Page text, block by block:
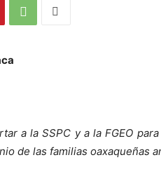
a la SSPC y a la FGEO
de las familias oaxaqueñas